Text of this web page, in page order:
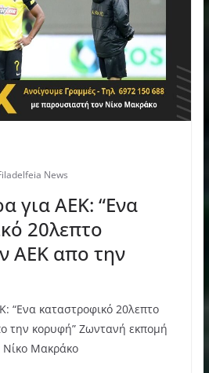
News
για ΑΕΚ: “Ενα
20λεπτο
ΑΕΚ απο την
“Ενα καταστροφικό 20λεπτο
την κορυφή” Ζωντανή εκπομή
Νίκο Μακράκο